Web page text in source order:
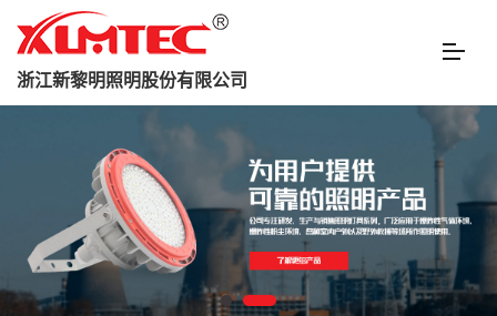
浙江新黎明照明股份有限公司